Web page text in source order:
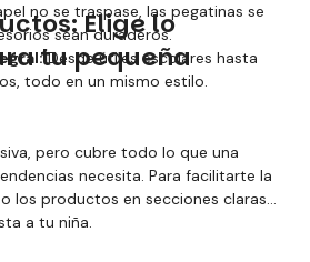
no se traspase, las pegatinas se
sean duraderos.
Desde útiles escolares hasta
todo en un mismo estilo.
Elige lo
tu pequeña
pero cubre todo lo que una
necesita. Para facilitarte la
los productos en secciones claras
a tu niña.